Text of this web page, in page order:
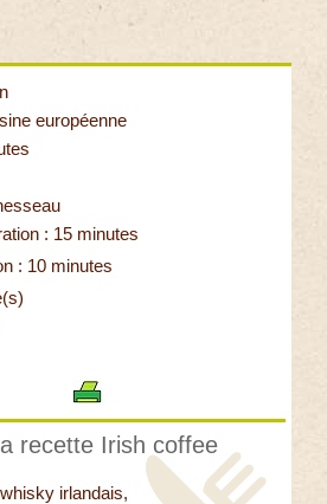
européenne
: 15 minutes
: 10 minutes
recette Irish coffee
irlandais,